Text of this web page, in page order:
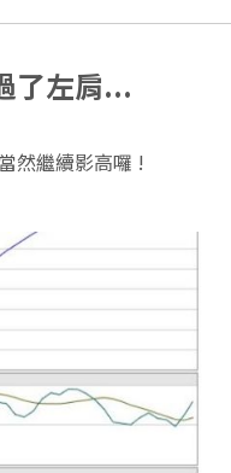
了左肩...
然繼續影高囉 !